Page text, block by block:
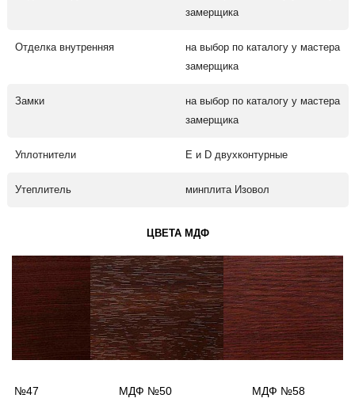
замерщика
Отделка внутренняя
на выбор по каталогу у мастера
замерщика
Замки
на выбор по каталогу у мастера
замерщика
Уплотнители Е и D двухконтурные
Утеплитель минплита Изовол
ЦВЕТА МДФ
№47 МДФ №50 МДФ №58